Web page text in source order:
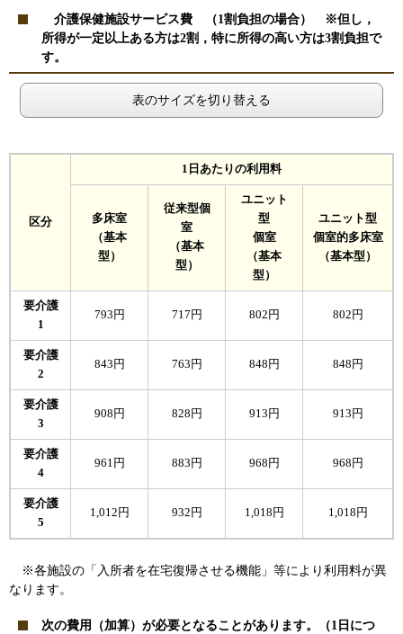
介護保健施設サービス費 （1割負担の場合） ※但し，
所得が一定以上ある方は2割，特に所得の高い方は3割負担で
す。
表のサイズを切り替える
区分
1日あたりの利用料
多床室
（基本
型）
従来型個
室
（基本
型）
ユニット
型
個室
（基本
型）
ユニット型
個室的多床室
（基本型）
要介護
1
793円 717円 802円 802円
要介護
2
843円 763円 848円 848円
要介護
3
908円 828円 913円 913円
要介護
4
961円 883円 968円 968円
要介護
5
1,012円 932円 1,018円 1,018円
※各施設の「入所者を在宅復帰させる機能」等により利用料が異
なります。
次の費用（加算）が必要となることがあります。（1日につ